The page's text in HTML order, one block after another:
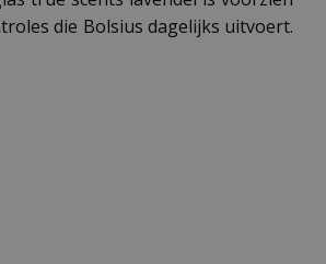
die Bolsius dagelijks uitvoert.